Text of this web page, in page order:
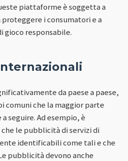
piattaforme è soggetta a
i consumatori e a
gioco responsabile.
da paese a paese,
comuni che la maggior parte
seguire. Ad esempio, è
le pubblicità di servizi di
identificabili come tali e che
pubblicità devono anche